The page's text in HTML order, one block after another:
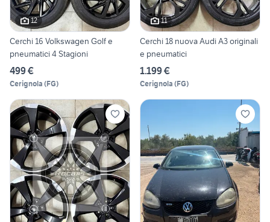
12
Cerchi 16 Volkswagen Golf e
pneumatici 4 Stagioni
499 €
Cerignola (FG)
11
Cerchi 18 nuova Audi A3 originali
e pneumatici
1.199 €
Cerignola (FG)